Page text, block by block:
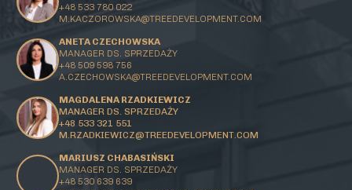
+48 533 780 022
M.KACZOROWSKA@TREEDEVELOPMENT.COM
ANETA CZECHOWSKA
MANAGER DS. SPRZEDAŻY
+48 509 598 756
A.CZECHOWSKA@TREEDEVELOPMENT.COM
MAGDALENA RZADKIEWICZ
MANAGER DS. SPRZEDAŻY
+48 533 321 551
M.RZADKIEWICZ@TREEDEVELOPMENT.COM
MARIUSZ CHABASIŃSKI
MANAGER DS. SPRZEDAŻY
+48 530 639 639